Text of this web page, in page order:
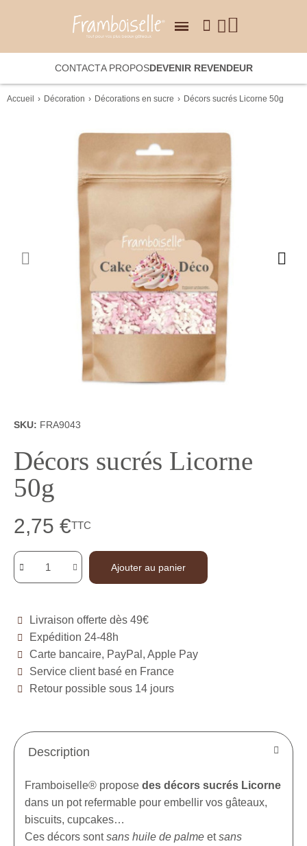
CONTACTA PROPOSDEVENIR REVENDEUR
Accueil Décoration Décorations en sucre Décors sucrés Licorne 50g
SKU FRA9043
Décors sucrés Licorne
50g
2,75 €TTC
Ajouter au panier
Livraison offerte dès 49€
Expédition 24-48h
Carte bancaire, PayPal, Apple Pay
Service client basé en France
Retour possible sous 14 jours
Description
Framboiselle® propose des décors sucrés Licorne
dans un pot refermable pour embellir vos gâteaux,
biscuits, cupcakes…
Ces décors sontsans huile de palme etsans